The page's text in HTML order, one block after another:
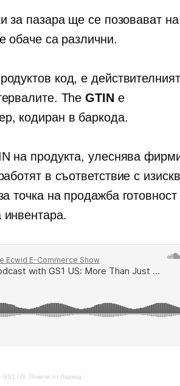
за пазара ще се позовават
обаче са различни.
код, е
TheGTINе
кодиран в баркода.
на продукта, улеснява
в съответствие с
точка на продажбаготовност
GS1 US: Повече от баркод